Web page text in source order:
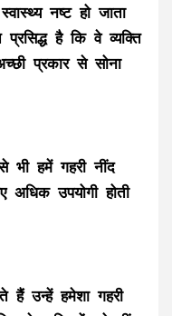
नष्ट हो जाता
है कि वे व्यक्ति
प्रकार से सोना
भी हमें गहरी नींद
उपयोगी होती
हैं उन्हें हमेशा गहरी